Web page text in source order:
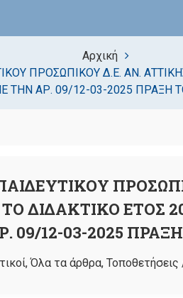
Αρχική
ΠΡΟΣΩΠΙΚΟΥ Δ.Ε. ΑΝ.
ΤΗΝ ΑΡ. 09/12-03-2025 ΠΡΑΞΗ
ΤΟ ΔΙΔΑΚΤΙΚΟ ΕΤΟΣ
12-03-2025
,Όλα τα άρθρα, Τοποθετήσεις